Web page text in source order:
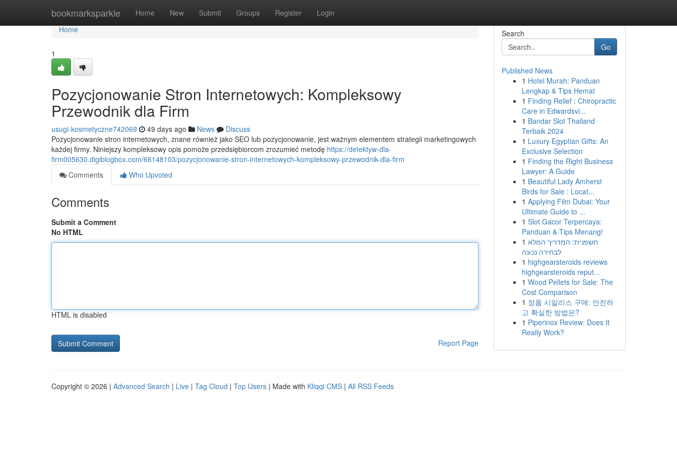
bookmarksparkle Home New Submit Groups Register Login
Home
Home
1
Pozycjonowanie Stron Internetowych: Kompleksowy
Przewodnik dla Firm
usugi-kosmetyczne742069 49 days ago News
Discuss
Pozycjonowanie stron internetowych, znane również jako SEO lub pozycjonowanie, jest ważnym elementem strategii marketingowych
każdej firmy. Niniejszy kompleksowy opis pomoże przedsiębiorcom zrozumieć metodę https://detektyw-dla-
firm005630.digiblogbox.com/66148103/pozycjonowanie-stron-internetowych-kompleksowy-przewodnik-dla-firm
Comments
Who Upvoted
Comments
Submit a Comment
No HTML
HTML is disabled
Report Page
Search
Go
Published News
1 Hotel Murah: Panduan
Lengkap & Tips Hemat
1 Finding Relief : Chiropractic
Care in Edwardsvi...
1 Bandar Slot Thailand
Terbaik 2024
1 Luxury Egyptian Gifts: An
Exclusive Selection
1 Finding the Right Business
Lawyer: A Guide
1 Beautiful Lady Amherst
Birds for Sale : Locat...
1 Applying Film Dubai: Your
Ultimate Guide to ...
1 Slot Gacor Terpercaya:
Panduan & Tips Menang!
1 חשפנית: המדריך המלא
לבחירה נכונה
1 highgearsteroids reviews
highgearsteroids reput...
1 Wood Pellets for Sale: The
Cost Comparison
1 정품 시알리스 구매: 안전하
고 확실한 방법은?
1 Piperinox Review: Does It
Really Work?
Copyright © 2026 | Advanced Search | Live | Tag Cloud | Top Users | Made with Kliqqi CMS | All RSS Feeds